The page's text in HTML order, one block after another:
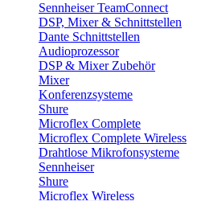
Sennheiser TeamConnect
DSP, Mixer & Schnittstellen
Dante Schnittstellen
Audioprozessor
DSP & Mixer Zubehör
Mixer
Konferenzsysteme
Shure
Microflex Complete
Microflex Complete Wireless
Drahtlose Mikrofonsysteme
Sennheiser
Shure
Microflex Wireless